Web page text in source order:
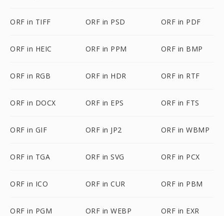
ORF in TIFF ORF in PSD ORF in PDF
ORF in HEIC ORF in PPM ORF in BMP
ORF in RGB ORF in HDR ORF in RTF
ORF in DOCX ORF in EPS ORF in FTS
ORF in GIF ORF in JP2 ORF in WBMP
ORF in TGA ORF in SVG ORF in PCX
ORF in ICO ORF in CUR ORF in PBM
ORF in PGM ORF in WEBP ORF in EXR